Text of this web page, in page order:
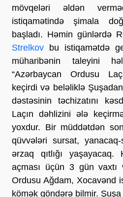
mövqeləri əldən
istiqamətində şimala
başladı. Həmin günlərdə
Strelkov bu istiqamətdə
müharibənin taleyini
“Azərbaycan Ordusu
keçirdi və beləliklə
dəstəsinin təchizatını
Laçın dəhlizini ələ
yoxdur. Bir müddətdən
qüvvələri sursat,
ərzaq qıtlığı yaşayacaq.
açması üçün 3 gün vaxtı
Ordusu Ağdam, Xocavənd
kömək göndərə bilmir.